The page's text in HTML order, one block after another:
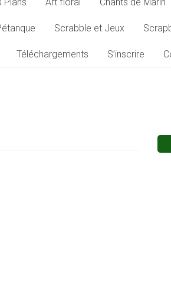
Scrabble et Jeux
Téléchargements S’inscrire